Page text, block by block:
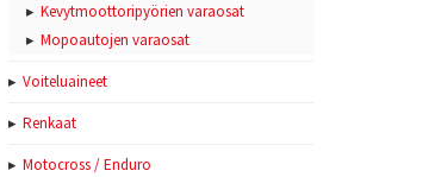
Kevytmoottoripyörien varaosat
Mopoautojen varaosat
Voiteluaineet
Renkaat
Motocross / Enduro